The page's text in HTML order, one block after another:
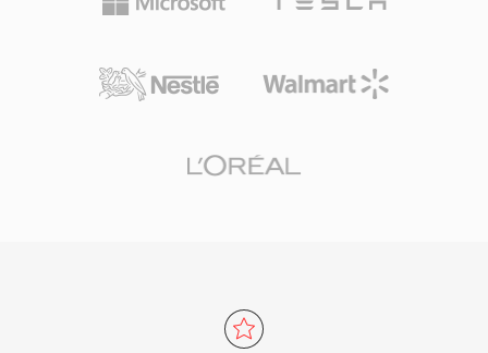
は相互運用性です — .oga拡張子に遭遇したアプ
ディオ専用再生に最適化でき、読み込み時間の短
ースかつロイヤリティフリーであるため、OGA
をサポートしています。OGAはFirefox、